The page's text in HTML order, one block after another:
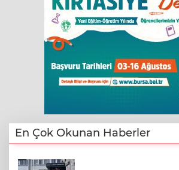
En Çok Okunan Haberler